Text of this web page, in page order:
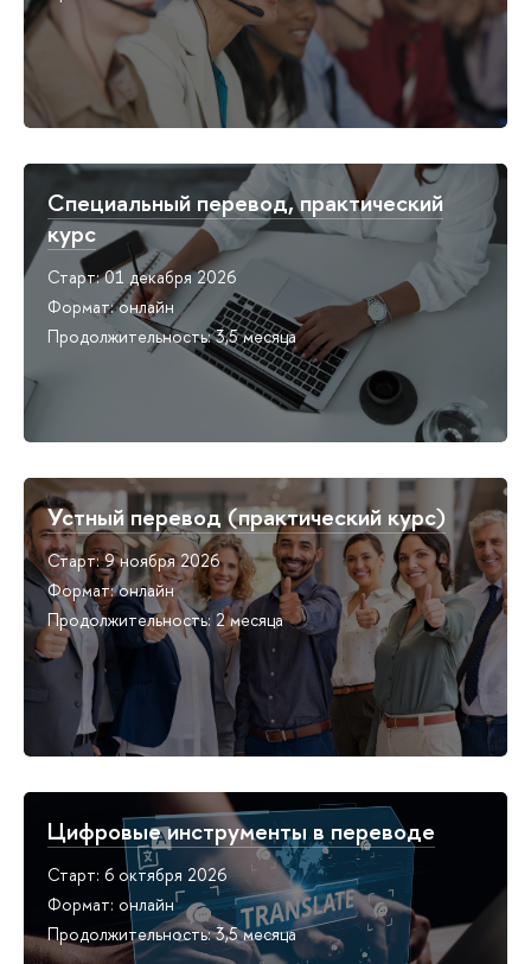
Специальный перевод, практический
курс
Старт: 01 декабря 2026
Формат: онлайн
Продолжительность: 3,5 месяца
Устный перевод (практический курс)
Старт: 9 ноября 2026
Формат: онлайн
Продолжительность: 2 месяца
Цифровые инструменты в переводе
Старт: 6 октября 2026
Формат: онлайн
Продолжительность: 3,5 месяца